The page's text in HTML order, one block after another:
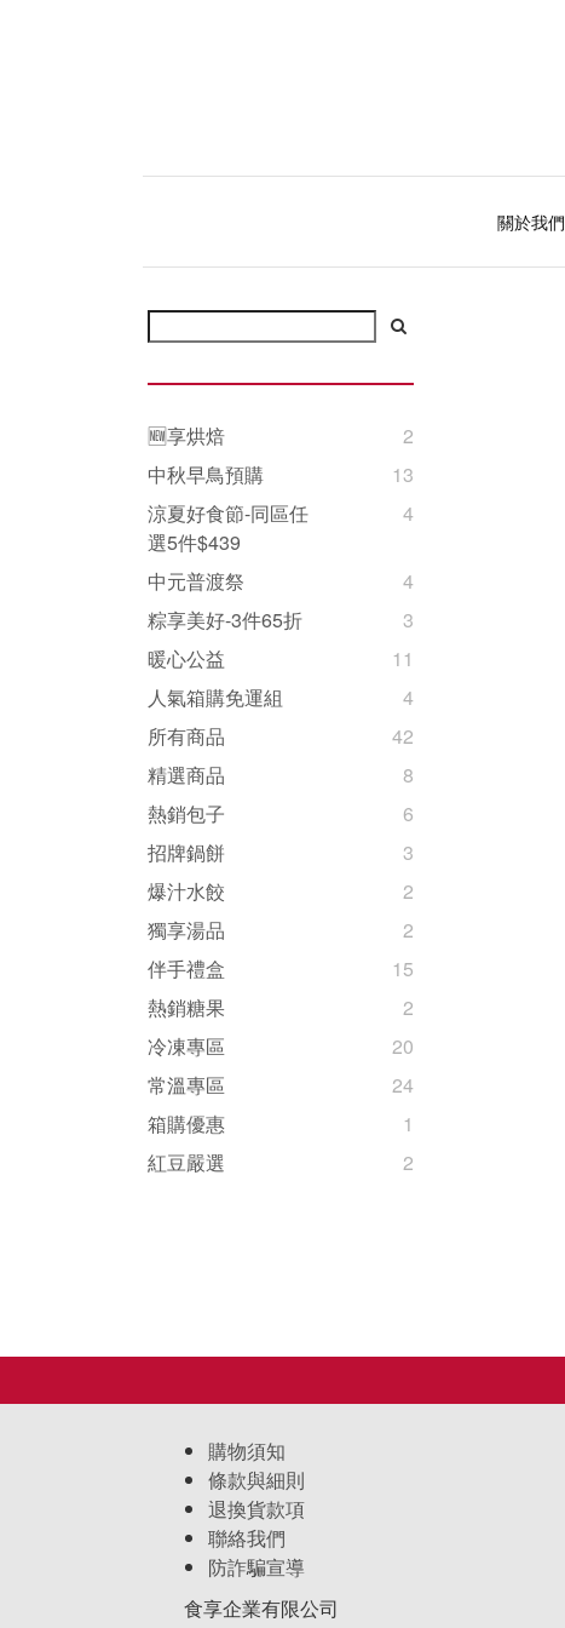
關於我們
🆕享烘焙
2
中秋早鳥預購
13
涼夏好食節-同區任
選5件$439
4
中元普渡祭
4
粽享美好-3件65折
3
暖心公益
11
人氣箱購免運組
4
所有商品
42
精選商品
8
熱銷包子
6
招牌鍋餅
3
爆汁水餃
2
獨享湯品
2
伴手禮盒
15
熱銷糖果
2
冷凍專區
20
常溫專區
24
箱購優惠
1
紅豆嚴選
2
購物須知
條款與細則
退換貨款項
聯絡我們
防詐騙宣導
食享企業有限公司